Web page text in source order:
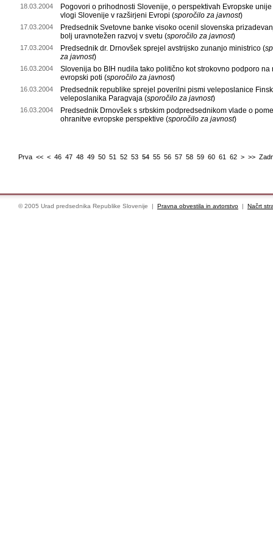
18.03.2004
Pogovori o prihodnosti Slovenije, o perspektivah Evropske
vlogi Slovenije v razširjeni Evropi (sporočilo za javnost)
17.03.2004
Predsednik Svetovne banke visoko ocenil slovenska
bolj uravnotežen razvoj v svetu (sporočilo za javnost)
17.03.2004 Predsednik dr. Drnovšek sprejel avstrijsko zunanjo ministrico (
za javnost)
16.03.2004
Slovenija bo BIH nudila tako politično kot strokovno podporo na
evropski poti (sporočilo za javnost)
16.03.2004
Predsednik republike sprejel poverilni pismi veleposlanice
veleposlanika Paragvaja (sporočilo za javnost)
16.03.2004
Predsednik Drnovšek s srbskim podpredsednikom vlade o
ohranitve evropske perspektive (sporočilo za javnost)
Prva << < 46 47 48 49 50 51 52 53 54 55 56 57 58 59 60 61 62 > >>
© 2005 Urad predsednika Republike Slovenije | Pravna obvestila in avtorstvo | Načrt